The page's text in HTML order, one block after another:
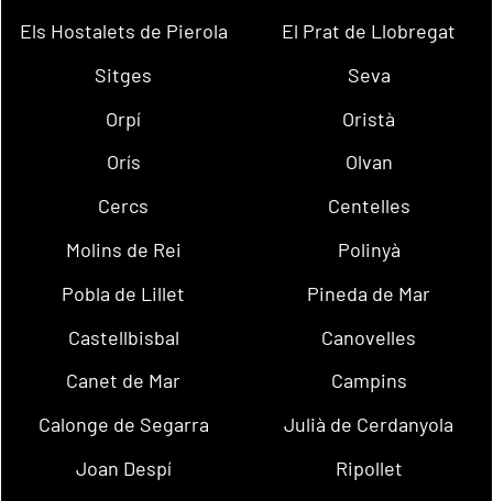
Els Hostalets de Pierola
El Prat de Llobregat
Sitges
Seva
Orpí
Oristà
Orís
Olvan
Cercs
Centelles
Molins de Rei
Polinyà
Pobla de Lillet
Pineda de Mar
Castellbisbal
Canovelles
Canet de Mar
Campins
Calonge de Segarra
Julià de Cerdanyola
Joan Despí
Ripollet